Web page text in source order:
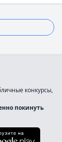
конкурсы,
покинуть